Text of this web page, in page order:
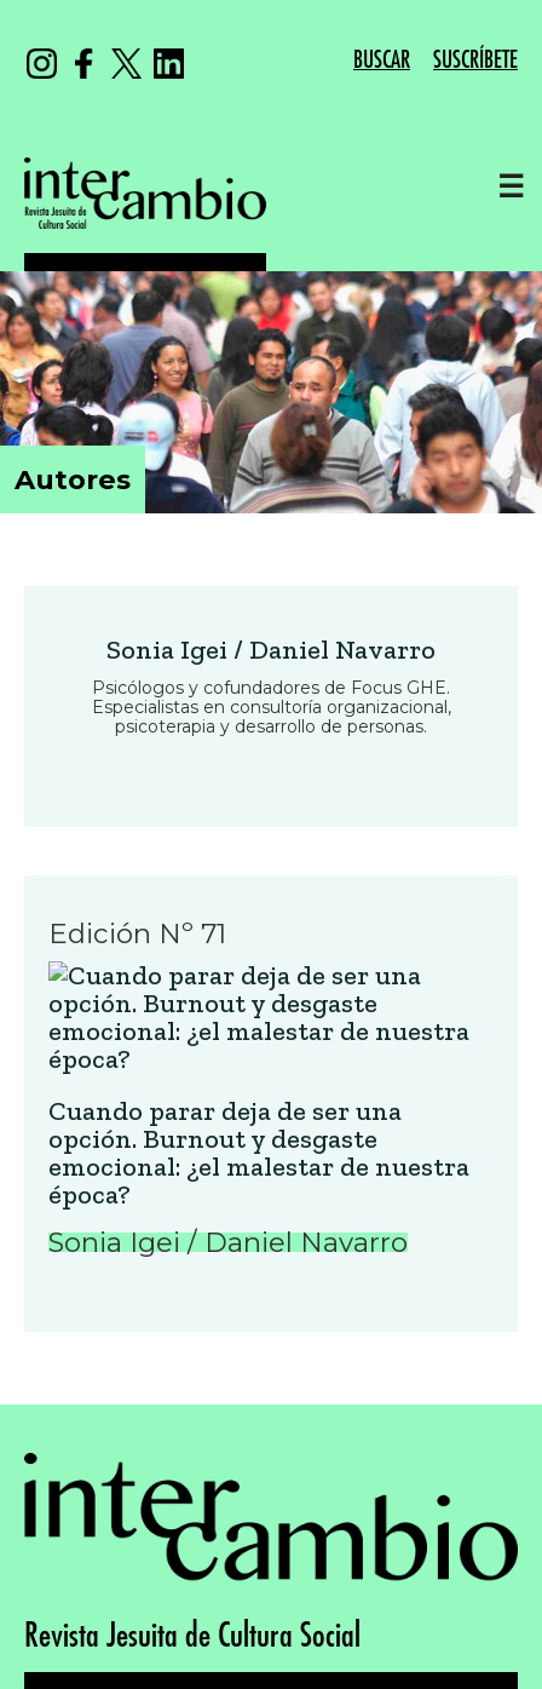
BUSCAR SUSCRÍBETE
☰
Autores
Sonia Igei / Daniel Navarro
Psicólogos y cofundadores de Focus GHE.
Especialistas en consultoría organizacional,
psicoterapia y desarrollo de personas.
Edición Nº 71
Cuando parar deja de ser una
opción. Burnout y desgaste
emocional: ¿el malestar de nuestra
época?
Sonia Igei / Daniel Navarro
Revista Jesuita de Cultura Social